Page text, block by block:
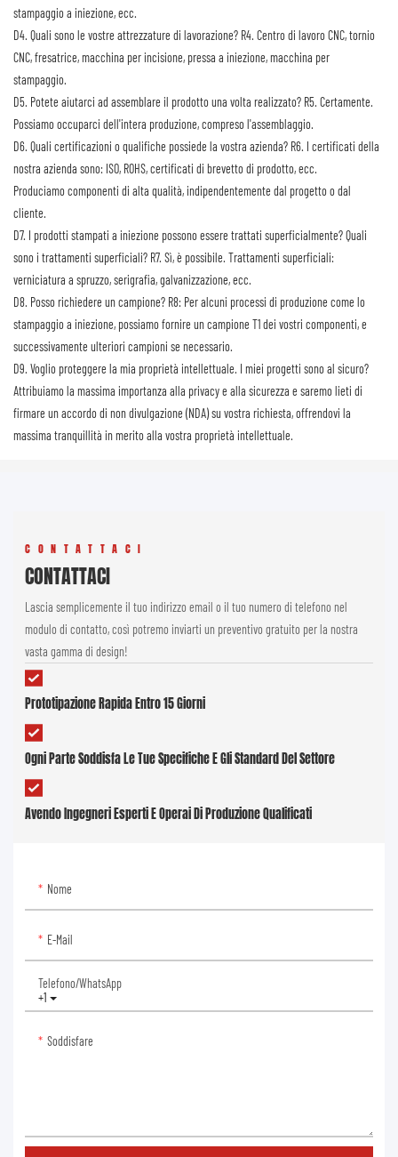
stampaggio a iniezione, ecc.
D4. Quali sono le vostre attrezzature di lavorazione? R4. Centro di lavoro CNC, tornio
CNC, fresatrice, macchina per incisione, pressa a iniezione, macchina per
stampaggio.
D5. Potete aiutarci ad assemblare il prodotto una volta realizzato? R5. Certamente.
Possiamo occuparci dell'intera produzione, compreso l'assemblaggio.
D6. Quali certificazioni o qualifiche possiede la vostra azienda? R6. I certificati della
nostra azienda sono: ISO, ROHS, certificati di brevetto di prodotto, ecc.
Produciamo componenti di alta qualità, indipendentemente dal progetto o dal
cliente.
D7. I prodotti stampati a iniezione possono essere trattati superficialmente? Quali
sono i trattamenti superficiali? R7. Sì, è possibile. Trattamenti superficiali:
verniciatura a spruzzo, serigrafia, galvanizzazione, ecc.
D8. Posso richiedere un campione? R8: Per alcuni processi di produzione come lo
stampaggio a iniezione, possiamo fornire un campione T1 dei vostri componenti, e
successivamente ulteriori campioni se necessario.
D9. Voglio proteggere la mia proprietà intellettuale. I miei progetti sono al sicuro?
Attribuiamo la massima importanza alla privacy e alla sicurezza e saremo lieti di
firmare un accordo di non divulgazione (NDA) su vostra richiesta, offrendovi la
massima tranquillità in merito alla vostra proprietà intellettuale.
CONTATTACI
CONTATTACI
Lascia semplicemente il tuo indirizzo email o il tuo numero di telefono nel
modulo di contatto, così potremo inviarti un preventivo gratuito per la nostra
vasta gamma di design!
Prototipazione Rapida Entro 15 Giorni
Ogni Parte Soddisfa Le Tue Specifiche E Gli Standard Del Settore
Avendo Ingegneri Esperti E Operai Di Produzione Qualificati
Nome
E-Mail
+1
Telefono/WhatsApp
Soddisfare